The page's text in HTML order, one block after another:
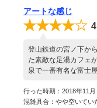
アートな感じ
登山鉄道の宮ノ下か
た素敵な足湯カフェ
泉で一番有名な富士
行った時期：2018年11月
混雑具合：やや空いてい